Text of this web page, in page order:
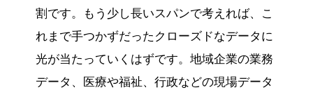
割です。もう少し長いスパンで考えれば、こ
れまで手つかずだったクローズドなデータに
光が当たっていくはずです。地域企業の業務
データ、医療や福祉、行政などの現場データ